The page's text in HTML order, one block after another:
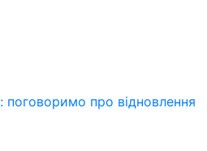
про відновлення